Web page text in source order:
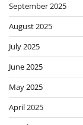
September 2025
August 2025
July 2025
June 2025
May 2025
April 2025